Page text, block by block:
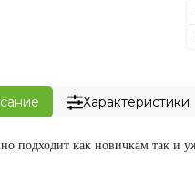
Характеристики
подходит как новичкам так